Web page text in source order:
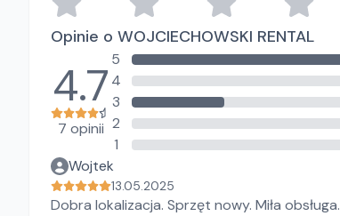
Opinie o WOJCIECHOWSKI RENTAL
4.7
7 opinii
5
4
3
2
1
Wojtek
13.05.2025
Dobra lokalizacja. Sprzęt nowy. Miła obsługa.